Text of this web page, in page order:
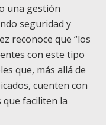
una gestión
seguridad y
reconoce que “los
con este tipo
que, más allá de
cuenten con
faciliten la